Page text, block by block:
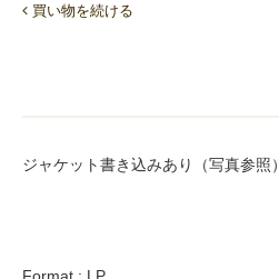
買い物を続ける
ジャケット書き込みあり（写真参照）